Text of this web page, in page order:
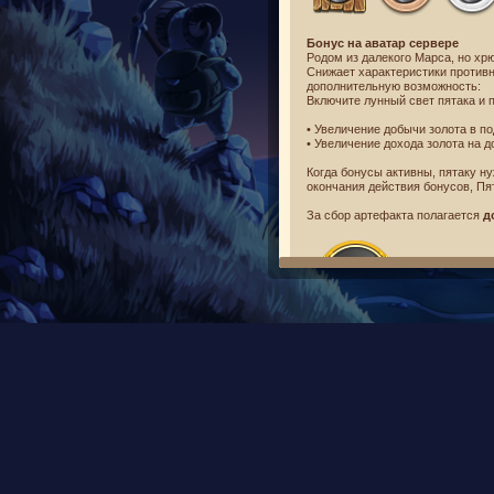
Бонус на аватар сервере
Родом из далекого Марса, но
Снижает характеристики
дополнительную возможность:
Включите лунный свет пятака и
• Увеличение добычи золота в
• Увеличение дохода золота на
Когда бонусы активны, пятаку
окончания действия бонусов,
За сбор артефакта полагается